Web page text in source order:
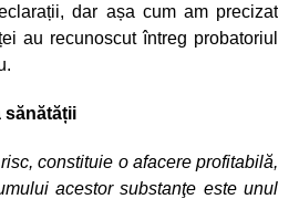
dar așa cum am precizat
au recunoscut întreg probatoriul
sănătății
constituie o afacere profitabilă,
acestor substanţe este unul